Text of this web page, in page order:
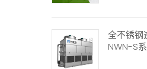
全不锈钢
NWN-S